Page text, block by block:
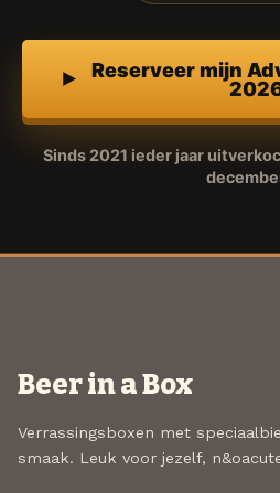
Reserveer mijn
Sinds 2021 ieder jaar
Beer in a Box
Verrassingsboxen met
smaak. Leuk voor jezelf,